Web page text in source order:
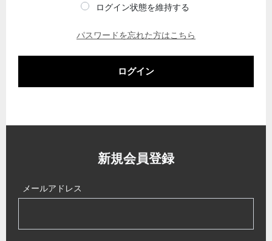
ログイン状態を維持する
パスワードを忘れた方はこちら
ログイン
新規会員登録
メールアドレス